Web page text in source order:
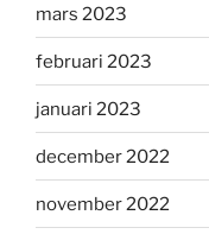
mars 2023
februari 2023
januari 2023
december 2022
november 2022